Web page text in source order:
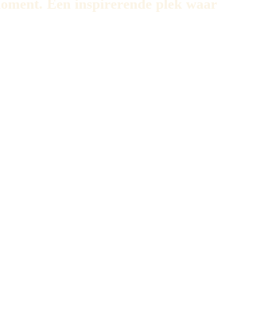
Een inspirerende plek waar